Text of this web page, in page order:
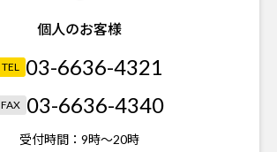
個人のお客様
TEL 03-6636-4321
FAX 03-6636-4340
受付時間： 9時～20時